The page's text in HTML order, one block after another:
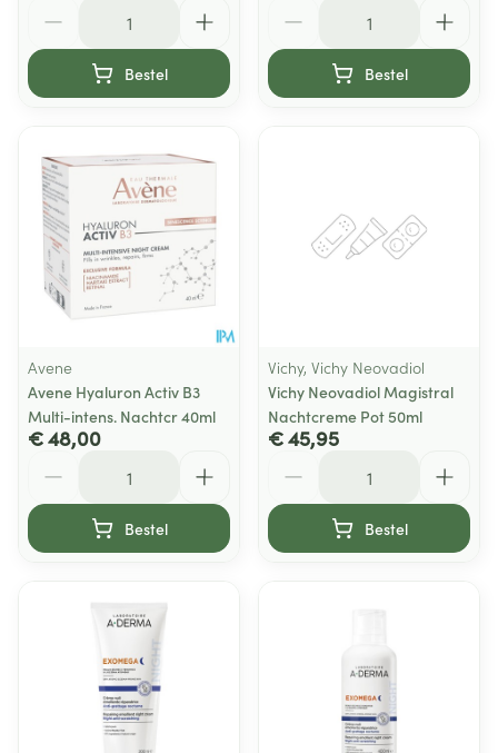
Bestel Bestel
Avene
Avene Hyaluron Activ B3
Multi-intens. Nachtcr 40ml
€ 48,00
Bestel
Vichy, Vichy Neovadiol
Vichy Neovadiol Magistral
Nachtcreme Pot 50ml
€ 45,95
Bestel